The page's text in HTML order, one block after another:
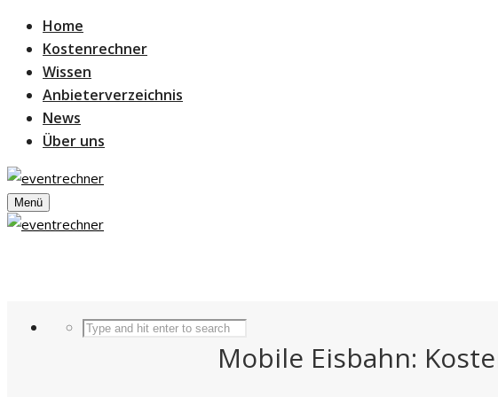
Home
Kostenrechner
Wissen
Anbieterverzeichnis
News
Über uns
Menü
Mobile Eisbahn: